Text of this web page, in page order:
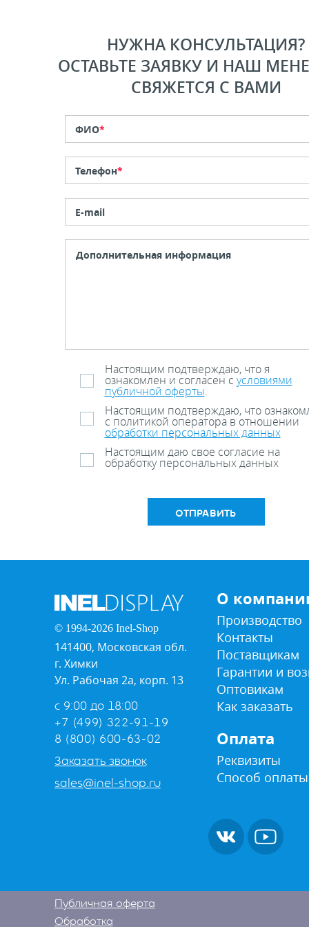
НУЖНА КОНСУЛЬТАЦИЯ?
ОСТАВЬТЕ ЗАЯВКУ И НАШ
СВЯЖЕТСЯ С ВАМИ
ФИО*
Телефон*
E-mail
Настоящим подтверждаю, что я
ознакомлен и согласен с условиями
публичной оферты.
Настоящим подтверждаю, что
с политикой оператора в отношении
обработки персональных данных
Настоящим даю свое согласие на
обработку персональных данных
ОТПРАВИТЬ
© 1994-2026 Inel-Shop
141400, Московская обл.
г. Химки
Ул. Рабочая 2а, корп. 13
с 9:00 до 18:00
+7 (499) 322-91-19
8 (800) 600-63-02
Заказать звонок
sales@inel-shop.ru
О
Производство
Контакты
Поставщикам
Гарантии и
Оптовикам
Как заказать
Оплата
Реквизиты
Способ оплаты
Публичная оферта
Обработка